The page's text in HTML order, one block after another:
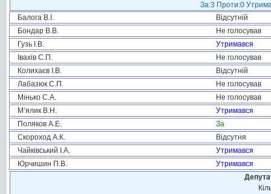
За:3 Проти:0
Балога В.І.
Відсутній
Бондар В.В.
Не голосував
Гузь І.В.
Утримався
Івахів С.П.
Не голосував
Колихаєв І.В.
Відсутній
Лабазюк С.П.
Не голосував
Мінько С.А.
Не голосував
М’ялик В.Н.
Утримався
Поляков А.Е.
За
Скороход А.К.
Відсутня
Чайківський І.А.
Утримався
Юрчишин П.В.
Утримався